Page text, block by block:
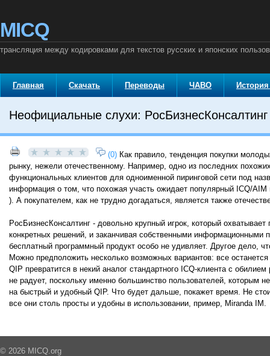
MICQ
трансляция между кодировками для текстов русских и японских
Главная Скачать Переводы ЧАВО
Неофициальные слухи: PосБизнесКонсалтинг
(0) Как правило, тенденция покупки
рынку, нежели отечественному. Например, одно из последних
функциональных клиентов для одноименной пиринговой сети под
информация о том, что похожая участь ожидает популярный ICQ/
). А покупателем, как не трудно догадаться, является также
PосБизнесКонсалтинг - довольно крупный игрок, который
конкретных решений, и заканчивая собственными информационными
бесплатный программный продукт особо не удивляет. Другое дело,
Можно предположить несколько возможных вариантов: все
QIP превратится в некий аналог стандартного ICQ-клиента с
не радует, поскольку именно большинство пользователей, которым
на быстрый и удобный QIP. Что будет дальше, покажет время. Не
все они столь просты и удобны в использовании, пример, Miranda IM.
© 2026 MICQ.org